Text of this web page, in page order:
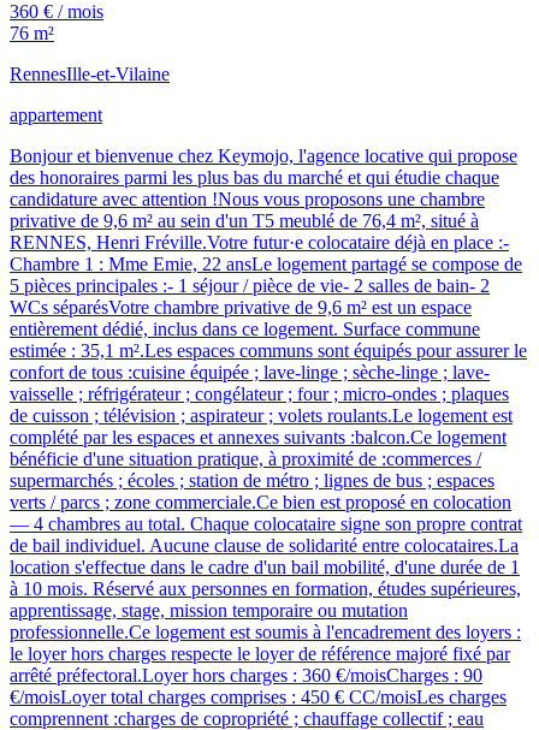
360 € / mois
76 m²
RennesIlle-et-Vilaine
appartement
Bonjour et bienvenue chez Keymojo, l'agence locative qui propose
des honoraires parmi les plus bas du marché et qui étudie chaque
candidature avec attention !Nous vous proposons une chambre
privative de 9,6 m² au sein d'un T5 meublé de 76,4 m², situé à
RENNES, Henri Fréville.Votre futur·e colocataire déjà en place :-
Chambre 1 : Mme Emie, 22 ansLe logement partagé se compose de
5 pièces principales :- 1 séjour / pièce de vie- 2 salles de bain- 2
WCs séparésVotre chambre privative de 9,6 m² est un espace
entièrement dédié, inclus dans ce logement. Surface commune
estimée : 35,1 m².Les espaces communs sont équipés pour assurer le
confort de tous :cuisine équipée ; lave-linge ; sèche-linge ; lave-
vaisselle ; réfrigérateur ; congélateur ; four ; micro-ondes ; plaques
de cuisson ; télévision ; aspirateur ; volets roulants.Le logement est
complété par les espaces et annexes suivants :balcon.Ce logement
bénéficie d'une situation pratique, à proximité de :commerces /
supermarchés ; écoles ; station de métro ; lignes de bus ; espaces
verts / parcs ; zone commerciale.Ce bien est proposé en colocation
— 4 chambres au total. Chaque colocataire signe son propre contrat
de bail individuel. Aucune clause de solidarité entre colocataires.La
location s'effectue dans le cadre d'un bail mobilité, d'une durée de 1
à 10 mois. Réservé aux personnes en formation, études supérieures,
apprentissage, stage, mission temporaire ou mutation
professionnelle.Ce logement est soumis à l'encadrement des loyers :
le loyer hors charges respecte le loyer de référence majoré fixé par
arrêté préfectoral.Loyer hors charges : 360 €/moisCharges : 90
€/moisLoyer total charges comprises : 450 € CC/moisLes charges
comprennent :charges de copropriété ; chauffage collectif ; eau